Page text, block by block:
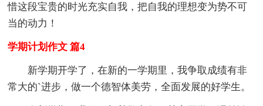
惜这段宝贵的时光充实自我，把自我的理想变为势不可
当的动力！
学期计划作文 篇4
新学期开学了，在新的一学期里，我争取成绩有非
常大的`进步，做一个德智体美劳，全面发展的好学生。